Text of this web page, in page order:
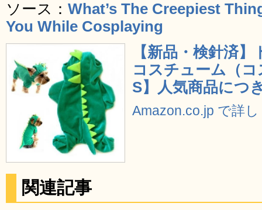
ソース： What’s The Creepiest
You While Cosplaying
【新品・検針済
コスチューム（
S】人気商品につ
Amazon.co.jp で詳
関連記事